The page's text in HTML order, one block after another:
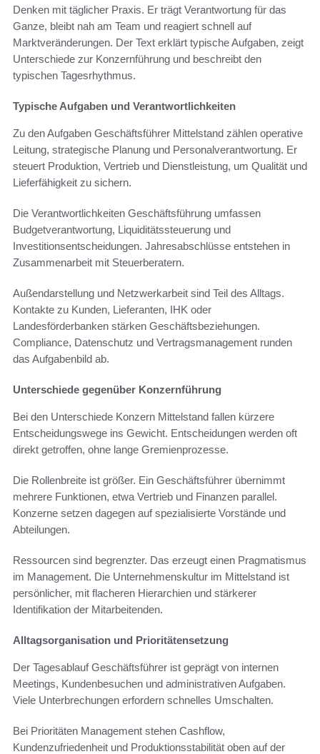
Denken mit täglicher Praxis. Er trägt Verantwortung für das
Ganze, bleibt nah am Team und reagiert schnell auf
Marktveränderungen. Der Text erklärt typische Aufgaben, zeigt
Unterschiede zur Konzernführung und beschreibt den
typischen Tagesrhythmus.
Typische Aufgaben und Verantwortlichkeiten
Zu den Aufgaben Geschäftsführer Mittelstand zählen operative
Leitung, strategische Planung und Personalverantwortung. Er
steuert Produktion, Vertrieb und Dienstleistung, um Qualität und
Lieferfähigkeit zu sichern.
Die Verantwortlichkeiten Geschäftsführung umfassen
Budgetverantwortung, Liquiditätssteuerung und
Investitionsentscheidungen. Jahresabschlüsse entstehen in
Zusammenarbeit mit Steuerberatern.
Außendarstellung und Netzwerkarbeit sind Teil des Alltags.
Kontakte zu Kunden, Lieferanten, IHK oder
Landesförderbanken stärken Geschäftsbeziehungen.
Compliance, Datenschutz und Vertragsmanagement runden
das Aufgabenbild ab.
Unterschiede gegenüber Konzernführung
Bei den Unterschiede Konzern Mittelstand fallen kürzere
Entscheidungswege ins Gewicht. Entscheidungen werden oft
direkt getroffen, ohne lange Gremienprozesse.
Die Rollenbreite ist größer. Ein Geschäftsführer übernimmt
mehrere Funktionen, etwa Vertrieb und Finanzen parallel.
Konzerne setzen dagegen auf spezialisierte Vorstände und
Abteilungen.
Ressourcen sind begrenzter. Das erzeugt einen Pragmatismus
im Management. Die Unternehmenskultur im Mittelstand ist
persönlicher, mit flacheren Hierarchien und stärkerer
Identifikation der Mitarbeitenden.
Alltagsorganisation und Prioritätensetzung
Der Tagesablauf Geschäftsführer ist geprägt von internen
Meetings, Kundenbesuchen und administrativen Aufgaben.
Viele Unterbrechungen erfordern schnelles Umschalten.
Bei Prioritäten Management stehen Cashflow,
Kundenzufriedenheit und Produktionsstabilität oben auf der